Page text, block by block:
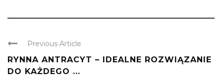
Previous Article
RYNNA ANTRACYT – IDEALNE ROZWIĄZANIE
DO KAŻDEGO ...